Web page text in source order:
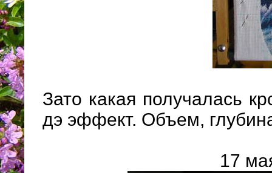
Зато какая получалась
дэ эффект. Объем,
17